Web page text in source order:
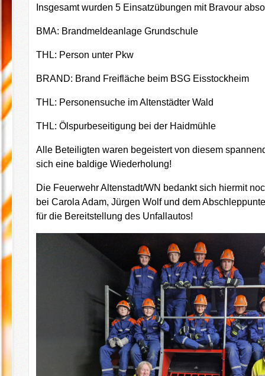
Insgesamt wurden 5 Einsatzübungen mit Bravour
BMA: Brandmeldeanlage Grundschule
THL: Person unter Pkw
BRAND: Brand Freifläche beim BSG Eisstockheim
THL: Personensuche im Altenstädter Wald
THL: Ölspurbeseitigung bei der Haidmühle
Alle Beteiligten waren begeistert von diesem
sich eine baldige Wiederholung!
Die Feuerwehr Altenstadt/WN bedankt sich hiermit
bei Carola Adam, Jürgen Wolf und dem
für die Bereitstellung des Unfallautos!